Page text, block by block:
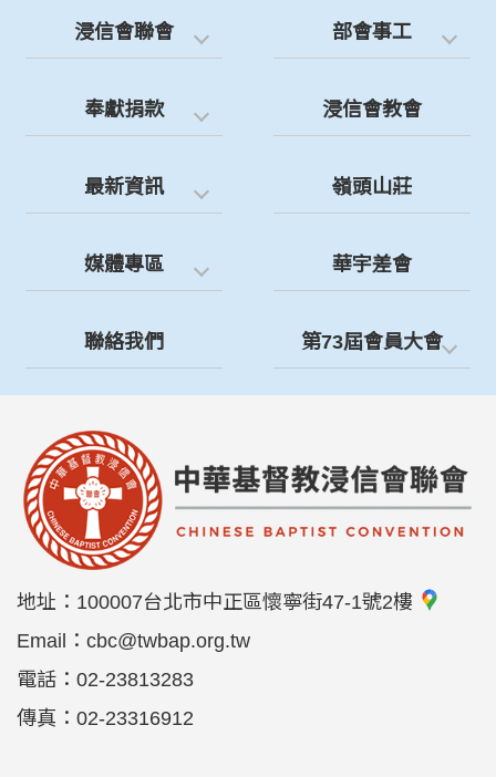
浸信會聯會 部會事工
奉獻捐款 浸信會教會
最新資訊 嶺頭山莊
媒體專區 華宇差會
聯絡我們 第73屆會員大會
地址： 100007台北市中正區懷寧街47-1號2樓
Email： cbc@twbap.org.tw
電話： 02-23813283
傳真： 02-23316912